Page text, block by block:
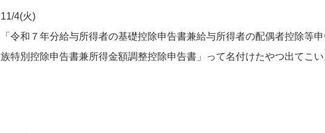
11/4(火)
「令和７年分給与所得者の基礎控除申告書兼給与所得者の配偶者控除等
族特別控除申告書兼所得金額調整控除申告書」って名付けたやつ出てこい